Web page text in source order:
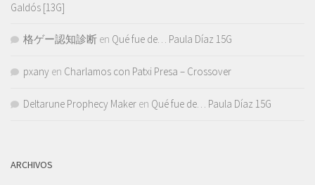
Galdós [13G]
格ゲー認知診断 en Qué fue de… Paula Díaz 15G
pxany en Charlamos con Patxi Presa – Crossover
Deltarune Prophecy Maker en Qué fue de… Paula Díaz 15G
ARCHIVOS